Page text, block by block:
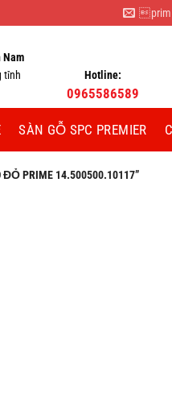
Nam
tỉnh
Hotline:
0965586589
SÀN GỖ SPC PREMIER
PRIME 14.500500.10117”